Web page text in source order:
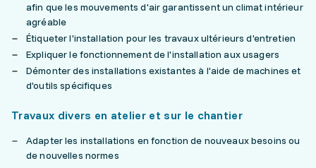
afin que les mouvements d'air garantissent un climat intérieur
agréable
Étiqueter l'installation pour les travaux ultérieurs d'entretien
Expliquer le fonctionnement de l'installation aux usagers
Démonter des installations existantes à l'aide de machines et
d'outils spécifiques
Travaux divers en atelier et sur le chantier
Adapter les installations en fonction de nouveaux besoins ou
de nouvelles normes